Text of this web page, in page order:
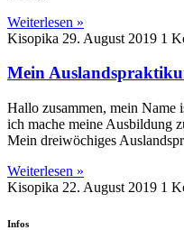
Weiterlesen »
Kisopika 29. August 2019 1
Mein
Hallo zusammen, mein Name
ich mache meine Ausbildung
Mein dreiwöchiges
Weiterlesen »
Kisopika 22. August 2019 1
Infos